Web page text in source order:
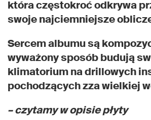
która częstokroć odkrywa
swoje najciemniejsze
Sercem albumu są
wyważony sposób budują
klimatorium na drillowych
pochodzących zza wielkiej
– czytamy w opisie płyty